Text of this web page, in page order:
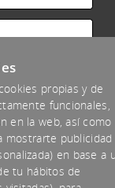
propias y de
funcionales,
en la web, así como
mostrarte publicidad
en base a
tu hábitos de